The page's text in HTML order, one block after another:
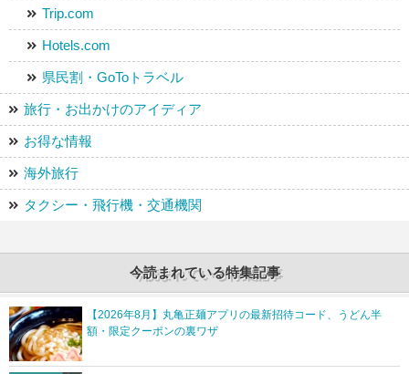
Trip.com
Hotels.com
県民割・GoToトラベル
旅行・お出かけのアイディア
お得な情報
海外旅行
タクシー・飛行機・交通機関
今読まれている特集記事
【2026年8月】丸亀正麺アプリの最新招待コード、うどん半
額・限定クーポンの裏ワザ